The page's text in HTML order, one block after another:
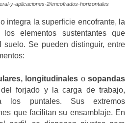
y-aplicaciones-2/encofrados-horizontales
integra la superficie encofrante, la
elementos sustentantes que
suelo. Se pueden distinguir, entre
longitudinales osopandas
forjado y la carga de trabajo,
los puntales. Sus extremos
que facilitan su ensamblaje. En